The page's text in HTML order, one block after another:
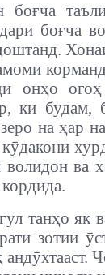
боғча
онҳо
ки будам,
на ҳар
ва
танҳо як
зотии